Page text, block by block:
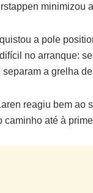
minimizou
a pole
no arranque:
separam a grelha
reagiu bem ao
caminho até à